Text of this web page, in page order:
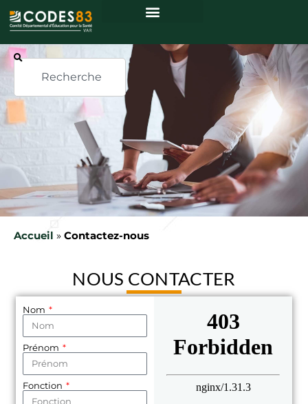
Accueil » Contactez-nous
NOUS CONTACTER
Nom
Prénom
Fonction